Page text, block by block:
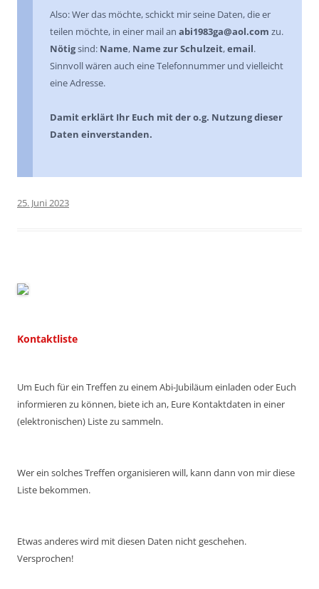
Also: Wer das möchte, schickt mir seine Daten, die er
teilen möchte, in einer mail an abi1983ga@aol.com zu.
Nötigsind: Name, Name zur Schulzeit,email.
Sinnvoll wären auch eine Telefonnummer und vielleicht
eine Adresse.
Damit erklärt Ihr Euch mit der o.g. Nutzung dieser
Daten einverstanden.
25. Juni 2023
Kontaktliste
Um Euch für ein Treffen zu einem Abi-Jubiläum einladen oder Euch
informieren zu können, biete ich an, Eure Kontaktdaten in einer
(elektronischen) Liste zu sammeln.
Wer ein solches Treffen organisieren will, kann dann von mir diese
Liste bekommen.
Etwas anderes wird mit diesen Daten nicht geschehen.
Versprochen!